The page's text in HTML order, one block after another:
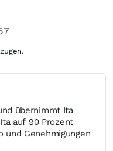
übernimmt Ita
auf 90 Prozent
und Genehmigungen